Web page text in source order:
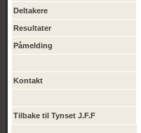
Deltakere
Resultater
Påmelding
Kontakt
Tilbake til Tynset J.F.F